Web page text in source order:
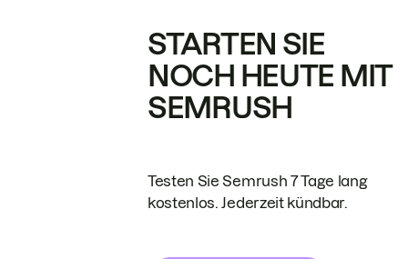
STARTEN SIE
NOCH HEUTE MIT
SEMRUSH
Testen Sie Semrush 7 Tage lang
kostenlos. Jederzeit kündbar.